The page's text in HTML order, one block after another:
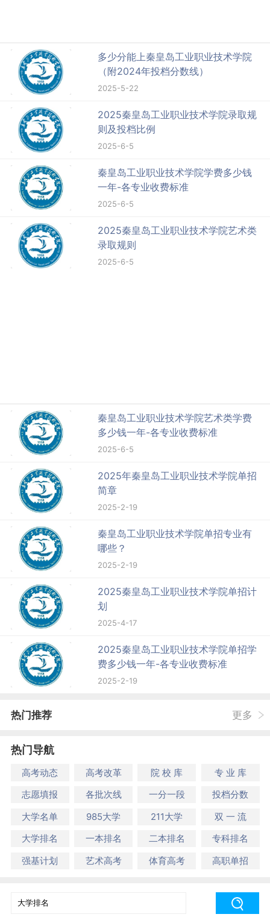
多少分能上秦皇岛工业职业技术学院
（附2024年投档分数线）
2025-5-22
2025秦皇岛工业职业技术学院录取规
则及投档比例
2025-6-5
秦皇岛工业职业技术学院学费多少钱
一年-各专业收费标准
2025-6-5
2025秦皇岛工业职业技术学院艺术类
录取规则
2025-6-5
秦皇岛工业职业技术学院艺术类学费
多少钱一年-各专业收费标准
2025-6-5
2025年秦皇岛工业职业技术学院单招
简章
2025-2-19
秦皇岛工业职业技术学院单招专业有
哪些？
2025-2-19
2025秦皇岛工业职业技术学院单招计
划
2025-4-17
2025秦皇岛工业职业技术学院单招学
费多少钱一年-各专业收费标准
2025-2-19
热门推荐 更多
热门导航
高考动态 高考改革 院 校 库
专 业 库
志愿填报
各批次线 一分一段
投档分数
大学名单
985大学 211大学
双 一 流
大学排名
一本排名 二本排名
专科排名
强基计划
艺术高考 体育高考 高职单招